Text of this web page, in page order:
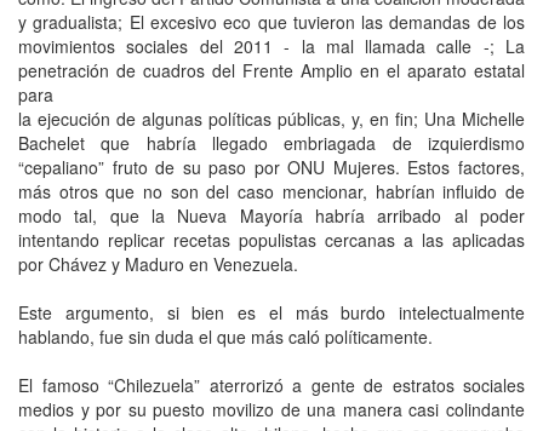
y gradualista; El excesivo eco que tuvieron las demandas de los
movimientos sociales del 2011 - la mal llamada calle -; La
penetración de cuadros del Frente Amplio en el aparato estatal
para
la ejecución de algunas políticas públicas, y, en fin; Una Michelle
Bachelet que habría llegado embriagada de izquierdismo
“cepaliano” fruto de su paso por ONU Mujeres. Estos factores,
más otros que no son del caso mencionar, habrían influido de
modo tal, que la Nueva Mayoría habría arribado al poder
intentando replicar recetas populistas cercanas a las aplicadas
por Chávez y Maduro en Venezuela.
Este argumento, si bien es el más burdo intelectualmente
hablando, fue sin duda el que más caló políticamente.
El famoso “Chilezuela” aterrorizó a gente de estratos sociales
medios y por su puesto movilizo de una manera casi colindante